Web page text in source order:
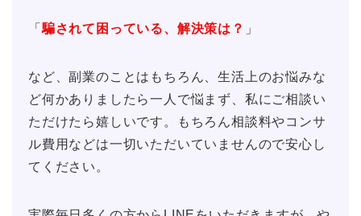
「騙されて困っている、解決策は？ 」
など、副業のことはもちろん、生活上のお悩みな
ど何かありましたら一人で悩まず、私にご相談い
ただけたら嬉しいです。もちろん相談料やコンサ
ル費用などは一切いただいていませんので安心し
てください。